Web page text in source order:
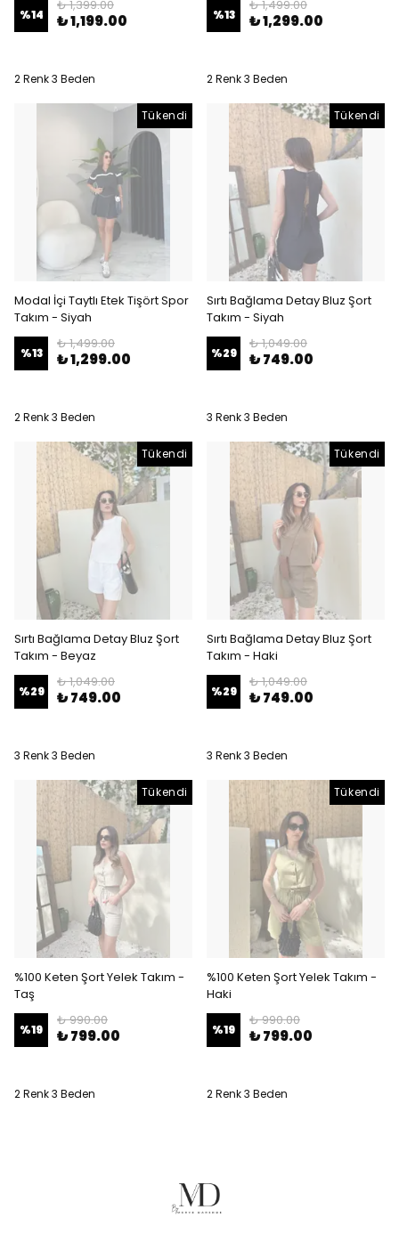
%14
₺ 1,399.00
₺ 1,199.00
2 Renk 3 Beden
%13
₺ 1,499.00
₺ 1,299.00
2 Renk 3 Beden
Tükendi
Modal İçi Taytlı Etek Tişört Spor
Takım - Siyah
%13
₺ 1,499.00
₺ 1,299.00
2 Renk 3 Beden
Tükendi
Sırtı Bağlama Detay Bluz Şort
Takım - Siyah
%29
₺ 1,049.00
₺ 749.00
3 Renk 3 Beden
Tükendi
Sırtı Bağlama Detay Bluz Şort
Takım - Beyaz
%29
₺ 1,049.00
₺ 749.00
3 Renk 3 Beden
Tükendi
Sırtı Bağlama Detay Bluz Şort
Takım - Haki
%29
₺ 1,049.00
₺ 749.00
3 Renk 3 Beden
Tükendi
%100 Keten Şort Yelek Takım -
Taş
%19
₺ 990.00
₺ 799.00
2 Renk 3 Beden
Tükendi
%100 Keten Şort Yelek Takım -
Haki
%19
₺ 990.00
₺ 799.00
2 Renk 3 Beden